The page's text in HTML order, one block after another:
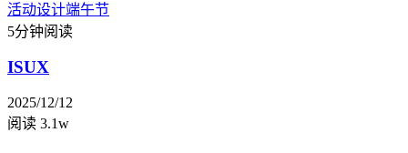
活动设计端午节
5分钟阅读
ISUX
2025/12/12
阅读 3.1w